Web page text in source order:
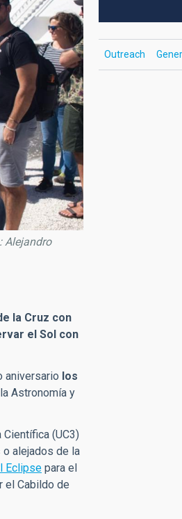
Alejandro
la Cruz con
el Sol con
aniversario los
Astronomía y
Científica (UC3)
o alejados de la
Eclipse para el
el Cabildo de
Outreach